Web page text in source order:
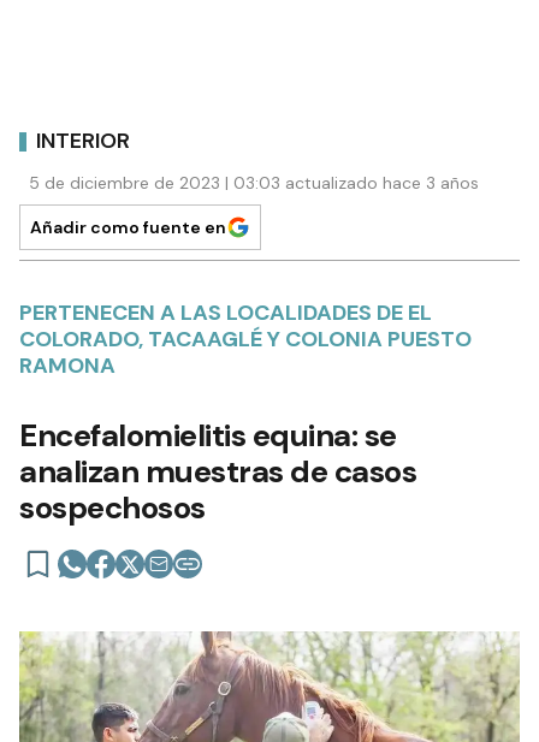
INTERIOR
5 de diciembre de 2023 | 03:03 actualizado hace 3 años
Añadir como fuente en
PERTENECEN A LAS LOCALIDADES DE EL
COLORADO, TACAAGLÉ Y COLONIA PUESTO
RAMONA
Encefalomielitis equina: se
analizan muestras de casos
sospechosos